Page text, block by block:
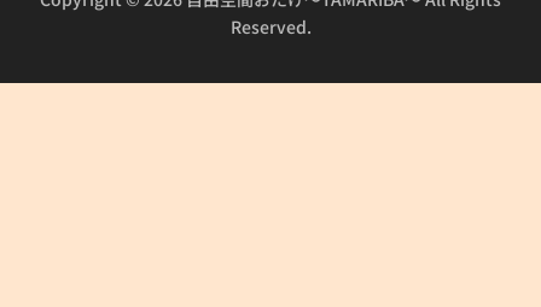
Reserved.